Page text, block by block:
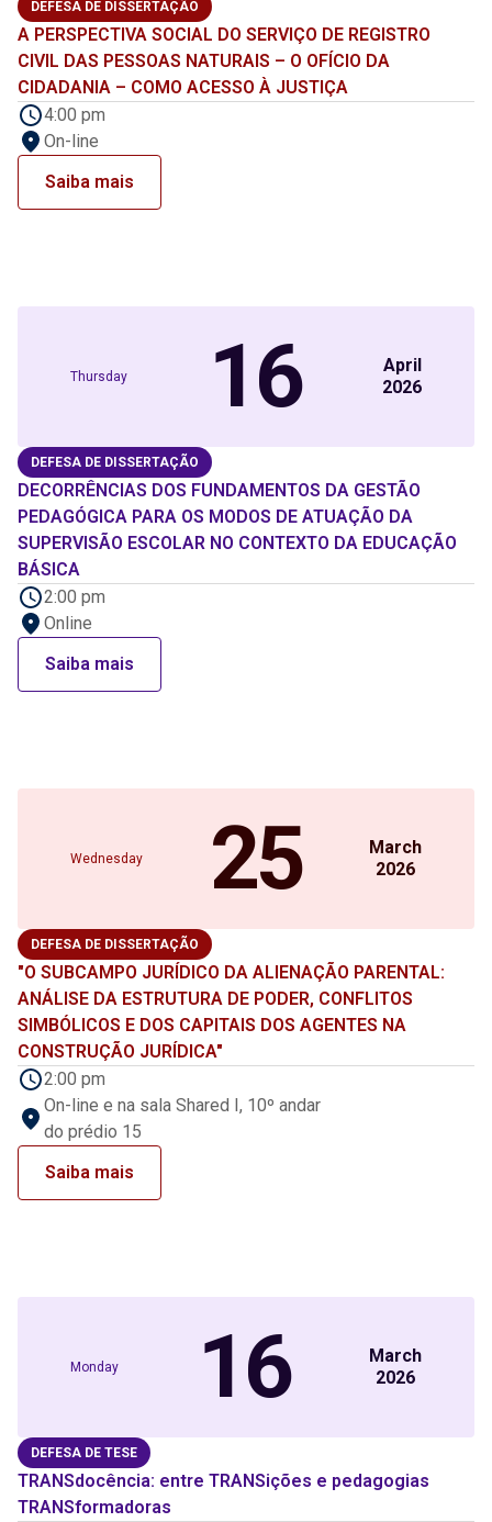
DEFESA DE DISSERTAÇÃO
A PERSPECTIVA SOCIAL DO SERVIÇO DE REGISTRO
CIVIL DAS PESSOAS NATURAIS – O OFÍCIO DA
CIDADANIA – COMO ACESSO À JUSTIÇA
4:00 pm
On-line
Saiba mais
Thursday 16
April
2026
DEFESA DE DISSERTAÇÃO
DECORRÊNCIAS DOS FUNDAMENTOS DA GESTÃO
PEDAGÓGICA PARA OS MODOS DE ATUAÇÃO DA
SUPERVISÃO ESCOLAR NO CONTEXTO DA EDUCAÇÃO
BÁSICA
2:00 pm
Online
Saiba mais
Wednesday 25
March
2026
DEFESA DE DISSERTAÇÃO
"O SUBCAMPO JURÍDICO DA ALIENAÇÃO PARENTAL:
ANÁLISE DA ESTRUTURA DE PODER, CONFLITOS
SIMBÓLICOS E DOS CAPITAIS DOS AGENTES NA
CONSTRUÇÃO JURÍDICA"
2:00 pm
On-line e na sala Shared I, 10º andar
do prédio 15
Saiba mais
Monday 16
March
2026
DEFESA DE TESE
TRANSdocência: entre TRANSições e pedagogias
TRANSformadoras